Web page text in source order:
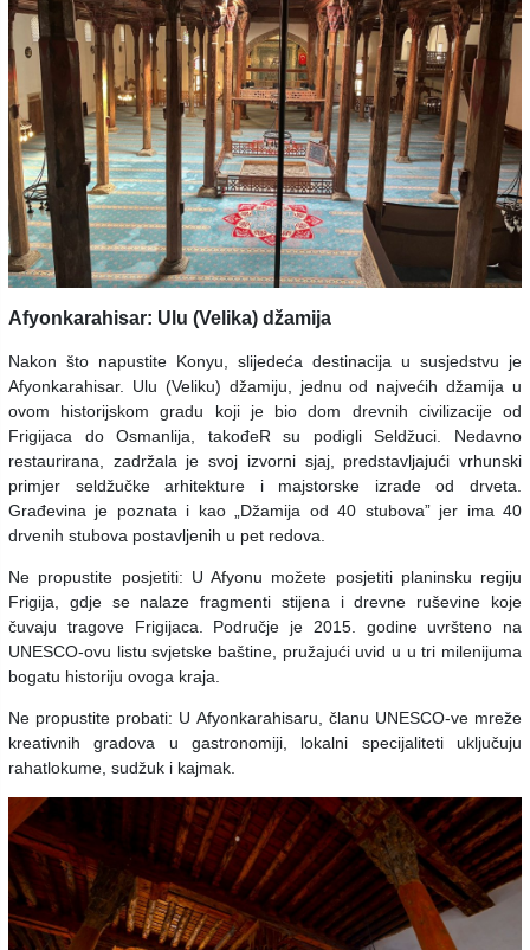
Afyonkarahisar: Ulu (Velika) džamija
Nakon što napustite Konyu, slijedeća destinacija u susjedstvu je
Afyonkarahisar. Ulu (Veliku) džamiju, jednu od najvećih džamija u
ovom historijskom gradu koji je bio dom drevnih civilizacije od
Frigijaca do Osmanlija, takođeR su podigli Seldžuci. Nedavno
restaurirana, zadržala je svoj izvorni sjaj, predstavljajući vrhunski
primjer seldžučke arhitekture i majstorske izrade od drveta.
Građevina je poznata i kao „Džamija od 40 stubova” jer ima 40
drvenih stubova postavljenih u pet redova.
Ne propustite posjetiti: U Afyonu možete posjetiti planinsku regiju
Frigija, gdje se nalaze fragmenti stijena i drevne ruševine koje
čuvaju tragove Frigijaca. Područje je 2015. godine uvršteno na
UNESCO-ovu listu svjetske baštine, pružajući uvid u u tri milenijuma
bogatu historiju ovoga kraja.
Ne propustite probati: U Afyonkarahisaru, članu UNESCO-ve mreže
kreativnih gradova u gastronomiji, lokalni specijaliteti uključuju
rahatlokume, sudžuk i kajmak.